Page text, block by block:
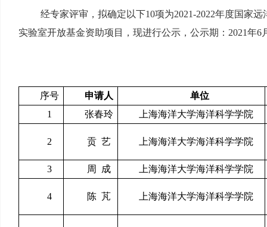
经专家评审，拟确定以下10项为2021-2022年度国家远
实验室开放基金资助项目，现进行公示，公示期： 2021年6
序号 申请人
单位
1
张春玲 上海海洋大学海洋科学学院
2 贡 艺 上海海洋大学海洋科学学院
3 周 成 上海海洋大学海洋科学学院
4 陈 芃 上海海洋大学海洋科学学院